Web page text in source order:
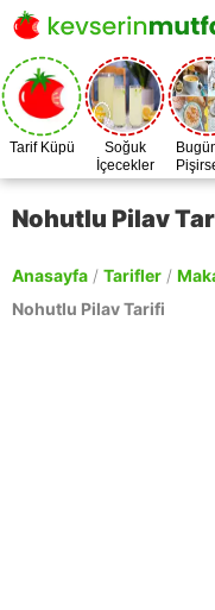
Tarif Küpü
Soğuk
İçecekler
Nohutlu Pilav
Anasayfa / Tarifler /
Nohutlu Pilav Tarifi